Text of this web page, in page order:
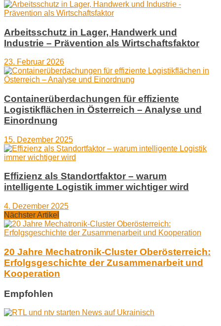
Arbeitsschutz in Lager, Handwerk und
Industrie – Prävention als Wirtschaftsfaktor
23. Februar 2026
Containerüberdachungen für effiziente
Logistikflächen in Österreich – Analyse und
Einordnung
15. Dezember 2025
Effizienz als Standortfaktor – warum
intelligente Logistik immer wichtiger wird
4. Dezember 2025
Nächster Artikel
20 Jahre Mechatronik-Cluster Oberösterreich:
Erfolgsgeschichte der Zusammenarbeit und
Kooperation
Empfohlen